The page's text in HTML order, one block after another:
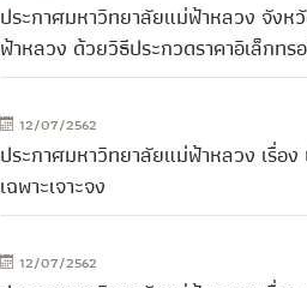
ประกาศมหาวิทยาลัยแม่ฟ้าหลวง จังห
ฟ้าหลวง ด้วยวิธีประกวดราคาอิเล็กท
12/07/2562
ประกาศมหาวิทยาลัยแม่ฟ้าหลวง เรื่อ
เฉพาะเจาะจง
12/07/2562